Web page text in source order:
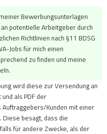
Bewerbungsunterlagen
potentielle Arbeitgeber durch
Richtlinien nach §11 BDSG
Jobs für mich einen
zu finden und meine
wird diese zur Versendung an
als PDF der
Kunden mit einer
besagt, dass die
für andere Zwecke, als der